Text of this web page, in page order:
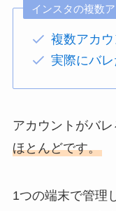
インスタの複数
複数アカ
実際にバレ
アカウントがバレ
ほとんどです。
1つの端末で管理